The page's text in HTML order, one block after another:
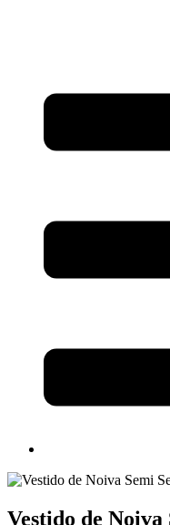
Vestido de Noiva